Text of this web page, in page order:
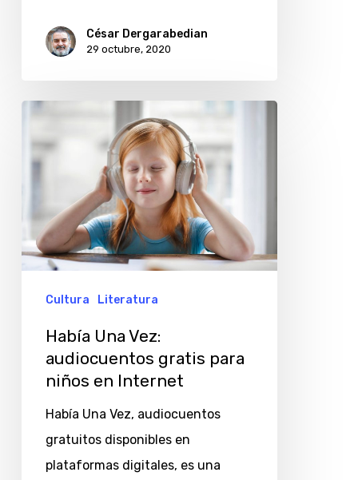
César Dergarabedian
29 octubre, 2020
Había
Una
Vez:
audiocuentos
gratis
para
niños
Cultura Literatura
Había Una Vez:
audiocuentos gratis para
niños en Internet
Había Una Vez, audiocuentos
gratuitos disponibles en
plataformas digitales, es una